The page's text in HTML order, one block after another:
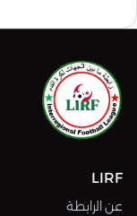
LIRF
عن الرابطة